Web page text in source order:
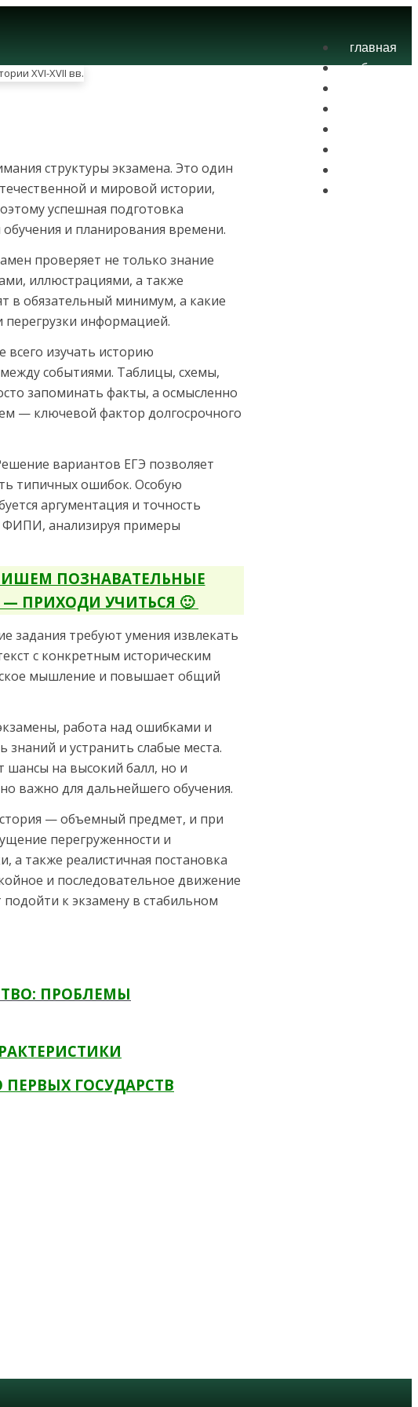
главная
блог
структуры экзамена. Это один
и мировой истории,
успешная подготовка
обучения и планирования времени.
проверяет не только знание
иллюстрациями, а также
в обязательный минимум, а какие
перегрузки информацией.
всего изучать историю
событиями. Таблицы, схемы,
запоминать факты, а осмысленно
— ключевой фактор долгосрочного
вариантов ЕГЭ позволяет
типичных ошибок. Особую
аргументация и точность
ФИПИ, анализируя примеры
ПОЗНАВАТЕЛЬНЫЕ
ПРИХОДИ УЧИТЬСЯ 🙂
задания требуют умения извлекать
с конкретным историческим
мышление и повышает общий
работа над ошибками и
и устранить слабые места.
шансы на высокий балл, но и
важно для дальнейшего обучения.
— объемный предмет, и при
перегруженности и
а также реалистичная постановка
и последовательное движение
к экзамену в стабильном
ПРОБЛЕМЫ
ГОСУДАРСТВ